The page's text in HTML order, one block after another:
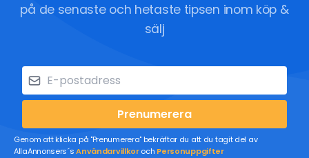
på de senaste och hetaste tipsen inom köp &
sälj
Prenumerera
Genom att klicka på "Prenumerera" bekräftar du att du tagit del av
AllaAnnonsers´sAnvändarvillkoroch Personuppgifter